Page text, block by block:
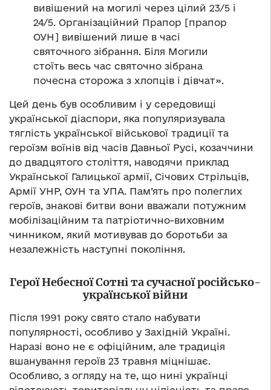
вивішений на могилі через цілий 23/5 і
24/5. Організаційний Прапор [прапор
ОУН] вивішений лише в часі
святочного зібрання. Біля Могили
стоїть весь час святочно зібрана
почесна сторожа з хлопців і дівчат».
Цей день був особливим і у середовищі
української діаспори, яка популяризувала
тяглість української військової традиції та
героїзм воїнів від часів Давньої Русі, козаччини
до двадцятого століття, наводячи приклад
Української Галицької армії, Січових Стрільців,
Армії УНР, ОУН та УПА. Пам’ять про полеглих
героїв, знакові битви вони вважали потужним
мобілізаційним та патріотично-виховним
чинником, який мотивував до боротьби за
незалежність наступні покоління.
Герої Небесної Сотні та сучасної російсько-
української війни
Після 1991 року свято стало набувати
популярності, особливо у Західній Україні.
Наразі воно не є офіційним, але традиція
вшанування героїв 23 травня міцнішає.
Особливо, з огляду на те, що нині українці